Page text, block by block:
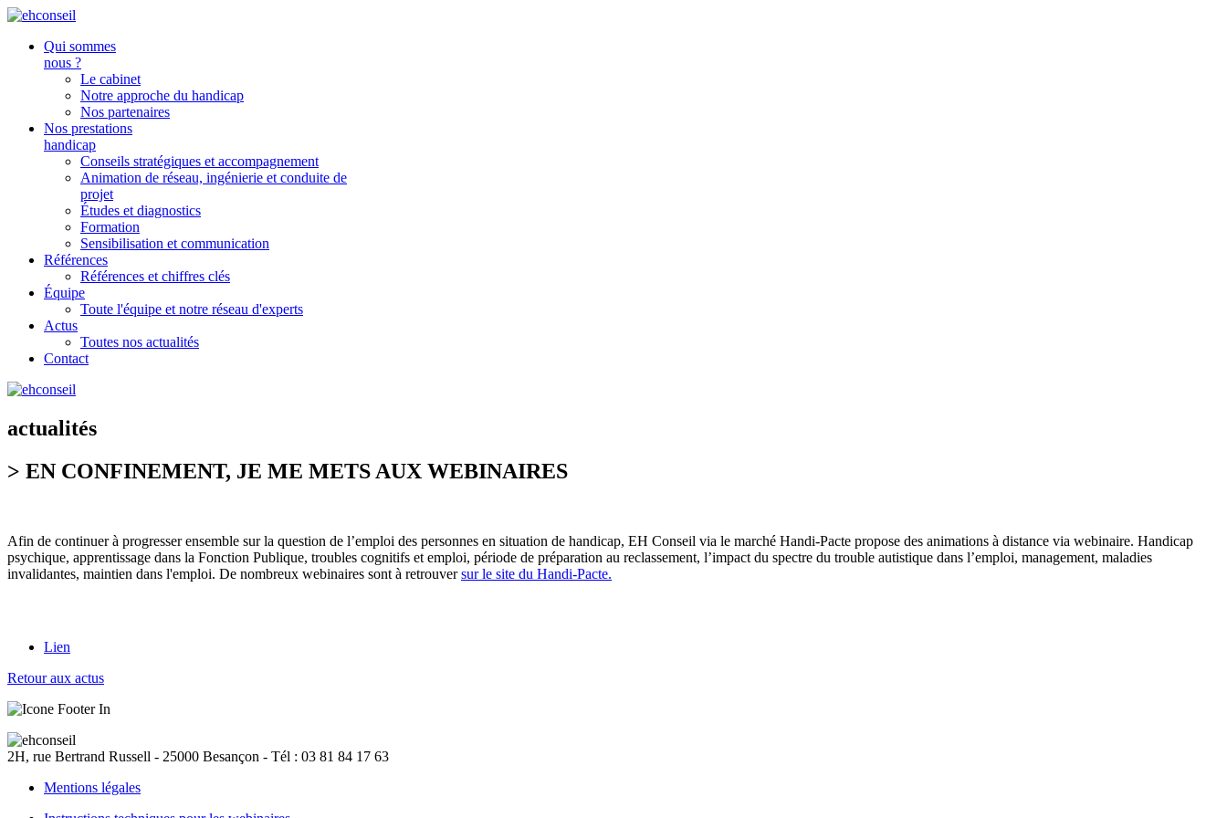
Qui sommes
nous ?
Le cabinet
Notre approche du handicap
Nos partenaires
Nos prestations
handicap
Conseils stratégiques et accompagnement
Animation de réseau, ingénierie et conduite de
projet
Études et diagnostics
Formation
Sensibilisation et communication
Références
Références et chiffres clés
Équipe
Toute l'équipe et notre réseau d'experts
Actus
Toutes nos actualités
Contact
actualités
> EN CONFINEMENT, JE ME METS AUX WEBINAIRES
Afin de continuer à progresser ensemble sur la question de l’emploi des personnes en situation de handicap, EH Conseil via le marché Handi-Pacte propose des animations à distance via webinaire. Handicap
psychique, apprentissage dans la Fonction Publique, troubles cognitifs et emploi, période de préparation au reclassement, l’impact du spectre du trouble autistique dans l’emploi, management, maladies
invalidantes, maintien dans l'emploi. De nombreux webinaires sont à retrouversur le site du Handi-Pacte.
Lien
Retour aux actus
2H, rue Bertrand Russell - 25000 Besançon - Tél : 03 81 84 17 63
Mentions légales